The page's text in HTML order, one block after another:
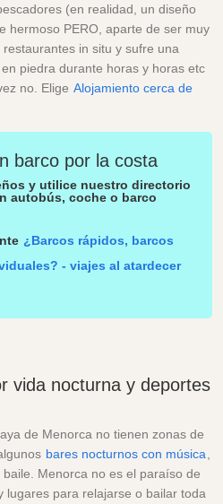
(en realidad, un diseño
hermoso PERO, aparte de ser muy
in situ y sufre una
piedra durante horas y horas etc
no. Elige Alojamiento cerca de
barco por la costa
y utilice nuestro directorio
autobús, coche o barco
¿Barcos rápidos, barcos
- viajes al atardecer
vida nocturna y deportes
de Menorca no tienen zonas de
bares nocturnos con música
Menorca no es el paraíso de
lugares para relajarse o bailar toda